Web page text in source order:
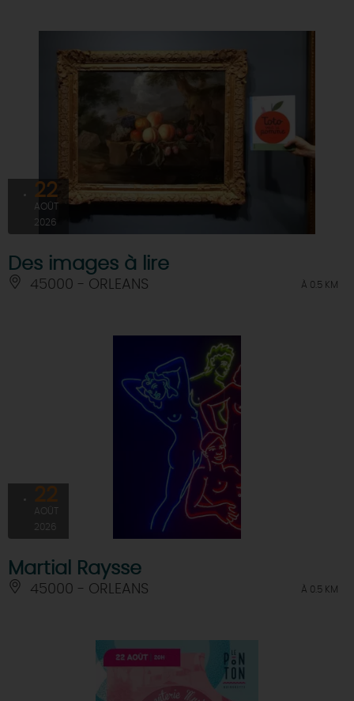
22
AOÛT
2026
Des images à lire
45000 - ORLEANS À 0.5 KM
22
AOÛT
2026
Martial Raysse
45000 - ORLEANS À 0.5 KM